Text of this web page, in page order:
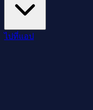
ไปที่แอป